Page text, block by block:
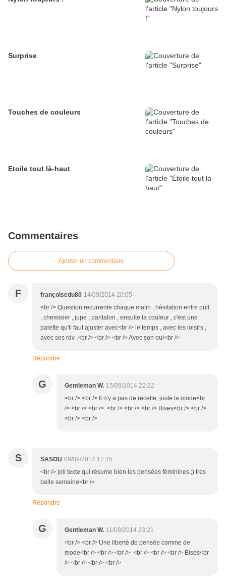
Surprise
Touches de couleurs
Etoile tout là-haut
Commentaires
Ajouter un commentaire
F françoisedu80 14/09/2014 20:05
<br /> Question recurrente chaque matin , hésitation entre pull
, chemisier , jupe , pantalon , ensuite la couleur , c'est une
palette qu'il faut ajuster avec<br /> le temps , avec les loisirs ,
avec ses rdv .<br /> <br /> <br /> Avec son oui<br />
Répondre
G Gentleman W. 15/09/2014 22:22
<br /> <br /> Il n'y a pas de recette, juste la mode<br
/> <br /> <br /> <br /> <br /> <br /> Bises<br /> <br />
<br /> <br />
S SASOU 09/09/2014 17:15
<br /> joli texte qui résume bien les pensées féminines ;) tres
belle semaine<br />
Répondre
G Gentleman W. 11/09/2014 23:21
<br /> <br /> Une liberté de pensée comme de
mode<br /> <br /> <br /> <br /> <br /> <br /> Bises<br
/> <br /> <br /> <br />